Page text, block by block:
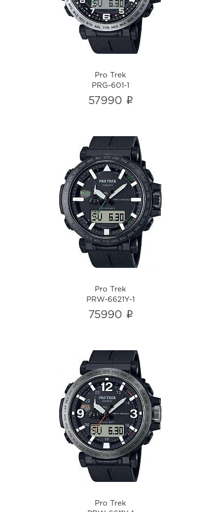
i
Pro Trek
PRG-601-1
57990 i
Pro Trek
PRW-6621Y-1
i
Pro Trek
PRW-6621Y-1
75990 i
Pro Trek
PRW-6611Y-1
i
Pro Trek